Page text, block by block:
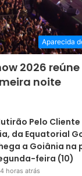
Aparecida
2026
noite
Pelo
da Equatorial
a Goiânia na
feira (10)
4 horas atrás